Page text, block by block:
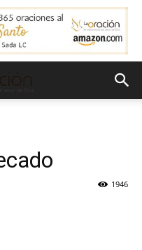
1946